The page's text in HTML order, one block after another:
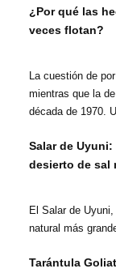
¿Por qué las
veces flotan?
La cuestión de
mientras que la
década de 1970.
Salar de
desierto de sal
El Salar de
natural más
Tarántula